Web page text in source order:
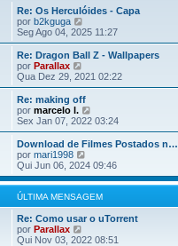
e
m
a
m
e
n
s
a
g
e
m
Re: Os Herculóides - Capa
por b2kguga
e
r
ú
t
m
a
m
e
s
a
g
e
Seg Ago 04, 2025 11:27
Re: Dragon Ball Z - Wallpapers
por Parallax
e
r
ú
l
t
m
a
m
e
n
s
a
e
m
Qua Dez 29, 2021 02:22
Re: making off
por marcelo l.
e
r
ú
t
m
a
m
e
s
Sex Jan 07, 2022 03:24
Download de Filmes Postados n…
por mari1998
e
r
ú
l
t
i
a
Qui Jun 06, 2024 09:46
ÚLTIMA MENSAGEM
Re: Como usar o uTorrent
por Parallax
e
Qui Nov 03, 2022 08:51